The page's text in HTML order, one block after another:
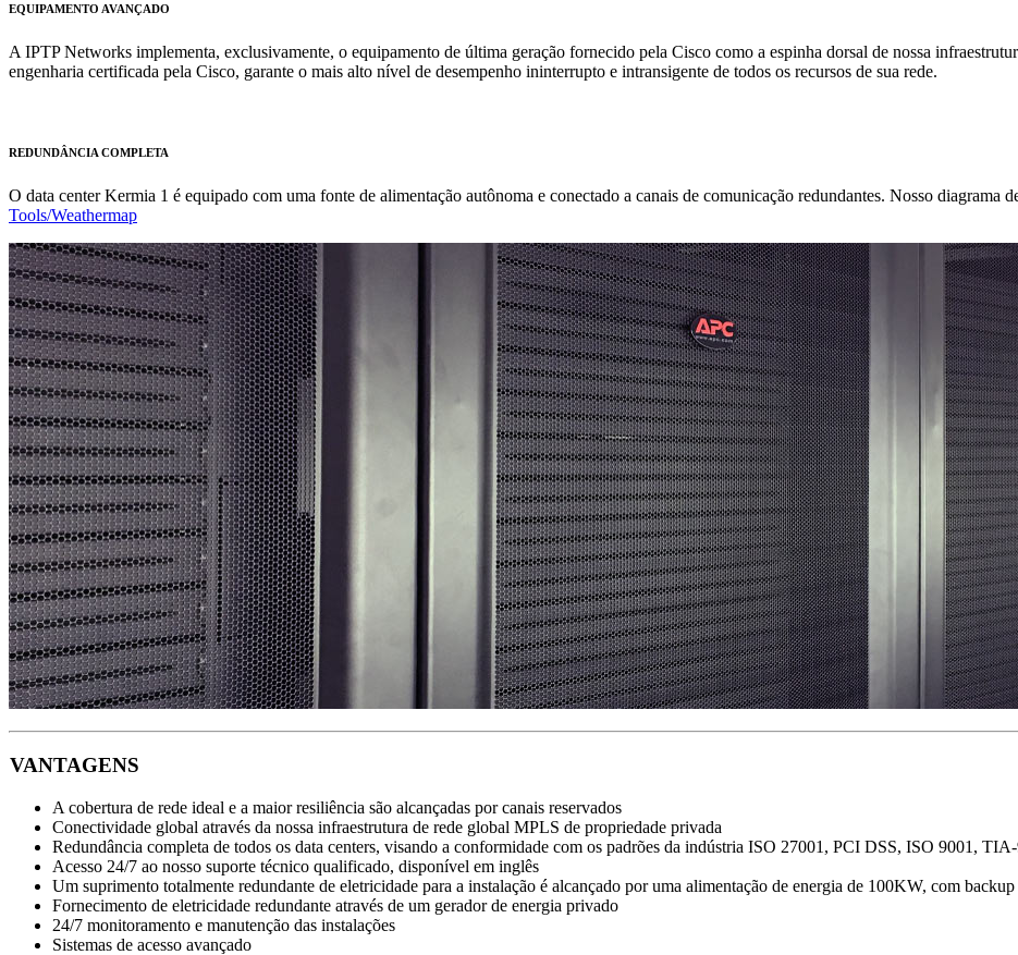
EQUIPAMENTO AVANÇADO
A IPTP Networks implementa, exclusivamente, o equipamento de última geração fornecido pela Cisco como a espinha dorsal de nossa
engenharia certificada pela Cisco, garante o mais alto nível de desempenho ininterrupto e intransigente de todos os recursos de sua rede.
REDUNDÂNCIA COMPLETA
O data center Kermia 1 é equipado com uma fonte de alimentação autônoma e conectado a canais de comunicação redundantes. Nosso diagrama
Tools/Weathermap
VANTAGENS
A cobertura de rede ideal e a maior resiliência são alcançadas por canais reservados
Conectividade global através da nossa infraestrutura de rede global MPLS de propriedade privada
Redundância completa de todos os data centers, visando a conformidade com os padrões da indústria ISO 27001, PCI DSS, ISO 9001,
Acesso 24/7 ao nosso suporte técnico qualificado, disponível em inglês
Um suprimento totalmente redundante de eletricidade para a instalação é alcançado por uma alimentação de energia de 100KW, com
Fornecimento de eletricidade redundante através de um gerador de energia privado
24/7 monitoramento e manutenção das instalações
Sistemas de acesso avançado